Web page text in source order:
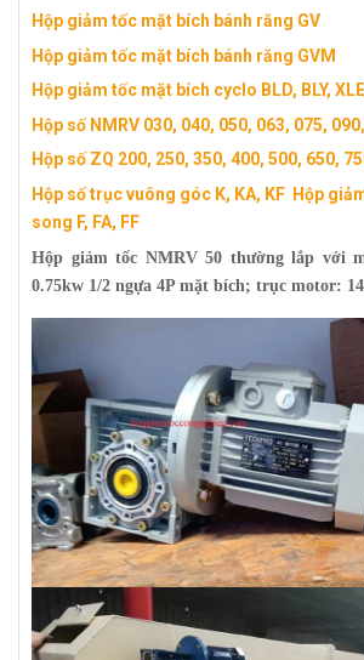
Hộp giảm tốc mặt bích bánh răng GV
Hộp giảm tốc mặt bích bánh răng GVM
Hộp giảm tốc mặt bích cyclo BLD, BLY,
Hộp số NMRV 030, 040, 050, 063, 075,
Hộp số ZQ 200, 250, 350, 400, 500, 650,
Hộp số trục vuông góc K, KA, KF Hộp
song F, FA, FF
Hộp giảm tốc NMRV 50 thường lắp với
0.75kw 1/2 ngựa 4P mặt bích; trục motor: